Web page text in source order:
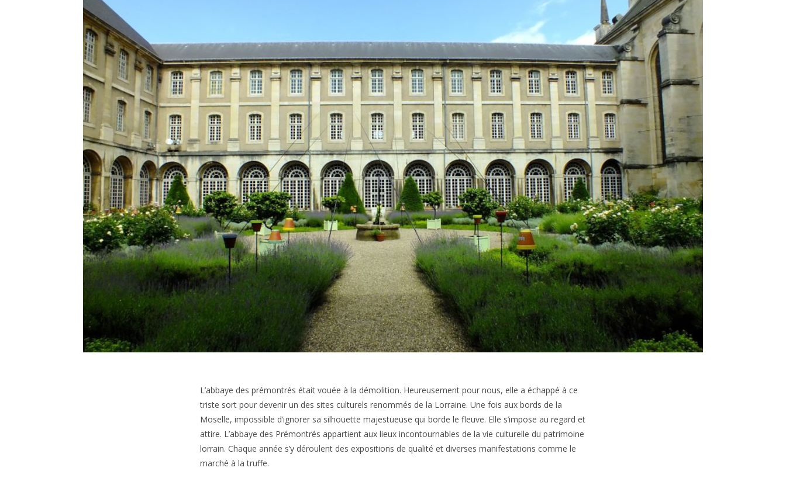
L’abbaye des prémontrés était vouée à la démolition. Heureusement pour nous, elle a échappé à ce
triste sort pour devenir un des sites culturels renommés de la Lorraine. Une fois aux bords de la
Moselle, impossible d’ignorer sa silhouette majestueuse qui borde le fleuve. Elle s’impose au regard et
attire. L’abbaye des Prémontrés appartient aux lieux incontournables de la vie culturelle du patrimoine
lorrain. Chaque année s’y déroulent des expositions de qualité et diverses manifestations comme le
marché à la truffe.